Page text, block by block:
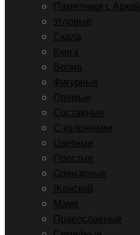
Памятники с Аркой
Угловые
Скала
Книга
Волна
Фигурные
Прямые
Составные
С колоннами
Цветные
Простые
Одинарные
Женский
Маме
Православные